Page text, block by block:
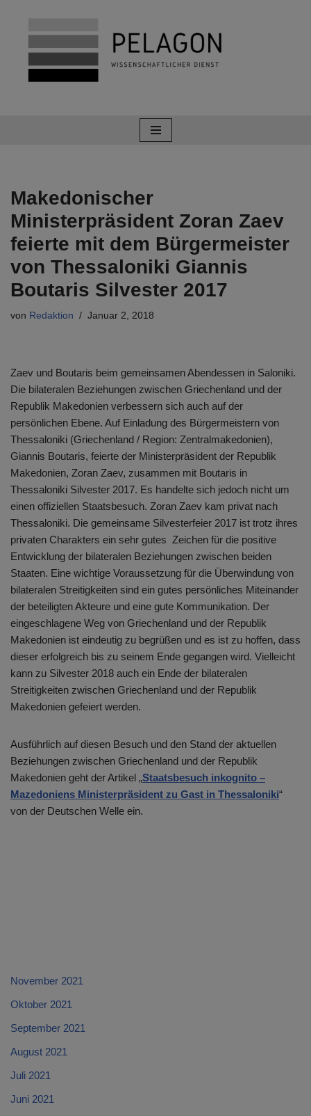
Zum
Inhalt
springen
Makedonischer
Ministerpräsident Zoran Zaev
feierte mit dem Bürgermeister
von Thessaloniki Giannis
Boutaris Silvester 2017
von Redaktion Januar 2, 2018
Zaev und Boutaris beim gemeinsamen Abendessen in Saloniki.
Die bilateralen Beziehungen zwischen Griechenland und der
Republik Makedonien verbessern sich auch auf der
persönlichen Ebene. Auf Einladung des Bürgermeistern von
Thessaloniki (Griechenland / Region: Zentralmakedonien),
Giannis Boutaris, feierte der Ministerpräsident der Republik
Makedonien, Zoran Zaev, zusammen mit Boutaris in
Thessaloniki Silvester 2017. Es handelte sich jedoch nicht um
einen offiziellen Staatsbesuch. Zoran Zaev kam privat nach
Thessaloniki. Die gemeinsame Silvesterfeier 2017 ist trotz ihres
privaten Charakters ein sehr gutes Zeichen für die positive
Entwicklung der bilateralen Beziehungen zwischen beiden
Staaten. Eine wichtige Voraussetzung für die Überwindung von
bilateralen Streitigkeiten sind ein gutes persönliches Miteinander
der beteiligten Akteure und eine gute Kommunikation. Der
eingeschlagene Weg von Griechenland und der Republik
Makedonien ist eindeutig zu begrüßen und es ist zu hoffen, dass
dieser erfolgreich bis zu seinem Ende gegangen wird. Vielleicht
kann zu Silvester 2018 auch ein Ende der bilateralen
Streitigkeiten zwischen Griechenland und der Republik
Makedonien gefeiert werden.
Ausführlich auf diesen Besuch und den Stand der aktuellen
Beziehungen zwischen Griechenland und der Republik
Makedonien geht der Artikel „Staatsbesuch inkognito –
Mazedoniens Ministerpräsident zu Gast in Thessaloniki“
von der Deutschen Welle ein.
November 2021
Oktober 2021
September 2021
August 2021
Juli 2021
Juni 2021